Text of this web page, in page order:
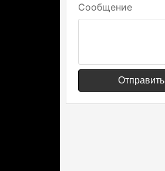
Сообщение
Отправить